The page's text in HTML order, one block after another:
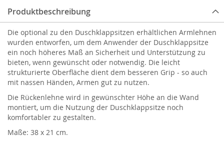
Produktbeschreibung
Die optional zu den Duschklappsitzen erhältlichen Armlehnen
wurden entworfen, um dem Anwender der Duschklappsitze
ein noch höheres Maß an Sicherheit und Unterstützung zu
bieten, wenn gewünscht oder notwendig. Die leicht
strukturierte Oberfläche dient dem besseren Grip - so auch
mit nassen Händen, Armen gut zu nutzen.
Die Rückenlehne wird in gewünschter Höhe an die Wand
montiert, um die Nutzung der Duschklappsitze noch
komfortabler zu gestalten.
Maße: 38 x 21 cm.